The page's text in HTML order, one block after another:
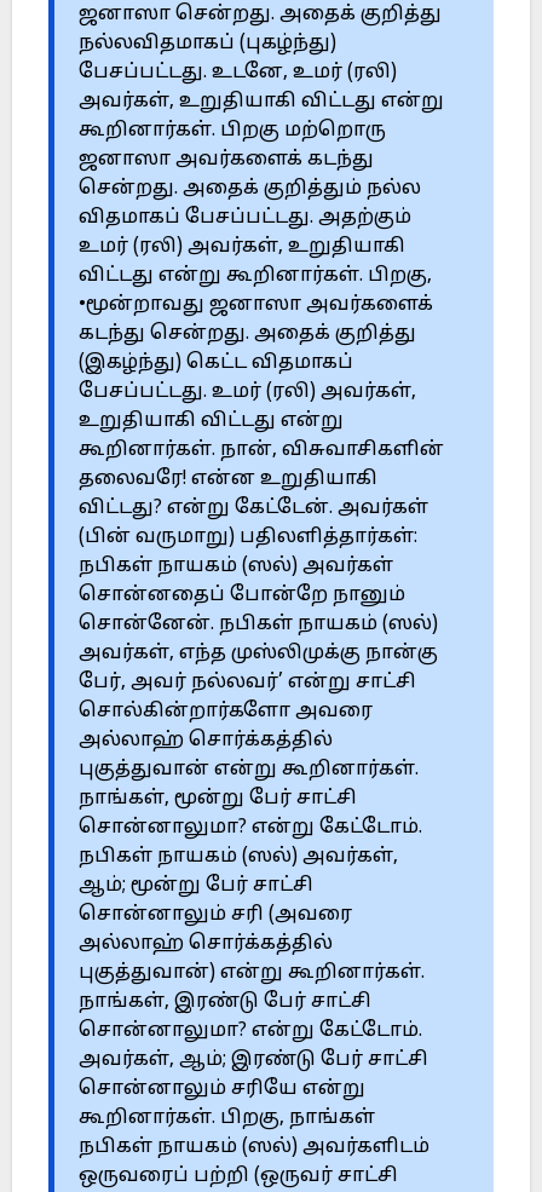
ஜனாஸா சென்றது. அதைக் குறித்து
நல்லவிதமாகப் (புகழ்ந்து)
பேசப்பட்டது. உடனே, உமர் (ரலி)
அவர்கள், உறுதியாகி விட்டது என்று
கூறினார்கள். பிறகு மற்றொரு
ஜனாஸா அவர்களைக் கடந்து
சென்றது. அதைக் குறித்தும் நல்ல
விதமாகப் பேசப்பட்டது. அதற்கும்
உமர் (ரலி) அவர்கள், உறுதியாகி
விட்டது என்று கூறினார்கள். பிறகு,
•மூன்றாவது ஜனாஸா அவர்களைக்
கடந்து சென்றது. அதைக் குறித்து
(இகழ்ந்து) கெட்ட விதமாகப்
பேசப்பட்டது. உமர் (ரலி) அவர்கள்,
உறுதியாகி விட்டது என்று
கூறினார்கள். நான், விசுவாசிகளின்
தலைவரே! என்ன உறுதியாகி
விட்டது? என்று கேட்டேன். அவர்கள்
(பின் வருமாறு) பதிலளித்தார்கள்:
நபிகள் நாயகம் (ஸல்) அவர்கள்
சொன்னதைப் போன்றே நானும்
சொன்னேன். நபிகள் நாயகம் (ஸல்)
அவர்கள், எந்த முஸ்லிமுக்கு நான்கு
பேர், அவர் நல்லவர்’ என்று சாட்சி
சொல்கின்றார்களோ அவரை
அல்லாஹ் சொர்க்கத்தில்
புகுத்துவான் என்று கூறினார்கள்.
நாங்கள், மூன்று பேர் சாட்சி
சொன்னாலுமா? என்று கேட்டோம்.
நபிகள் நாயகம் (ஸல்) அவர்கள்,
ஆம்; மூன்று பேர் சாட்சி
சொன்னாலும் சரி (அவரை
அல்லாஹ் சொர்க்கத்தில்
புகுத்துவான்) என்று கூறினார்கள்.
நாங்கள், இரண்டு பேர் சாட்சி
சொன்னாலுமா? என்று கேட்டோம்.
அவர்கள், ஆம்; இரண்டு பேர் சாட்சி
சொன்னாலும் சரியே என்று
கூறினார்கள். பிறகு, நாங்கள்
நபிகள் நாயகம் (ஸல்) அவர்களிடம்
ஒருவரைப் பற்றி (ஒருவர் சாட்சி